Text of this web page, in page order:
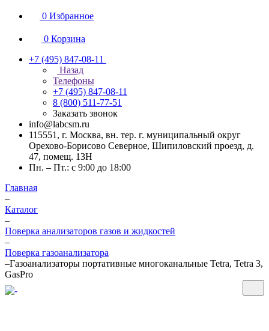
0 Избранное
0 Корзина
+7 (495) 847-08-11
Назад
Телефоны
+7 (495) 847-08-11
8 (800) 511-77-51
Заказать звонок
info@labcsm.ru
115551, г. Москва, вн. тер. г. муниципальный округ
Орехово-Борисово Северное, Шипиловский проезд, д.
47, помещ. 13Н
Пн. – Пт.: с 9:00 до 18:00
Главная
–
Каталог
–
Поверка анализаторов газов и жидкостей
–
Поверка газоанализатора
–Газоанализаторы портативные многоканальные Tetra, Tetra 3,
GasPro